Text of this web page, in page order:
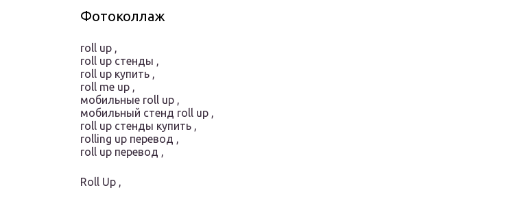
Фотоколлаж
roll up ,
roll up стенды ,
roll up купить ,
roll me up ,
мобильные roll up ,
мобильный стенд roll up ,
roll up стенды купить ,
rolling up перевод ,
roll up перевод ,
Roll Up ,